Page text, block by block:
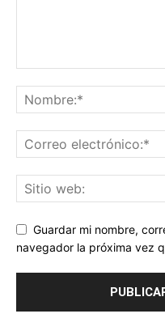
Guardar mi nombre,
navegador la próxima vez